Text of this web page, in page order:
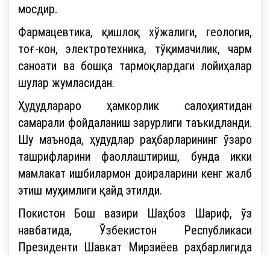
мосдир.
Фармацевтика, қишлоқ хўжалиги, геология,
тоғ-кон, электротехника, тўқимачилик, чарм
саноати ва бошқа тармоқлардаги лойиҳалар
шулар жумласидан.
Ҳудудлараро ҳамкорлик салоҳиятидан
самарали фойдаланиш зарурлиги таъкидланди.
Шу маънода, ҳудудлар раҳбарларининг ўзаро
ташрифларини фаоллаштириш, бунда икки
мамлакат ишбилармон доираларини кенг жалб
этиш муҳимлиги қайд этилди.
Покистон Бош вазири Шаҳбоз Шариф, ўз
навбатида, Ўзбекистон Республикаси
Президенти Шавкат Мирзиёев раҳбарлигида